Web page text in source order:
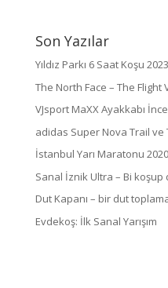
Son Yazılar
Yıldız Parkı 6 Saat Koşu
The North Face – The Flight
VJsport MaXX Ayakkabı
adidas Super Nova Trail ve
İstanbul Yarı Maratonu 2020
Sanal İznik Ultra – Bi koşup
Dut Kapanı – bir dut
Evdekoş: İlk Sanal Yarışım